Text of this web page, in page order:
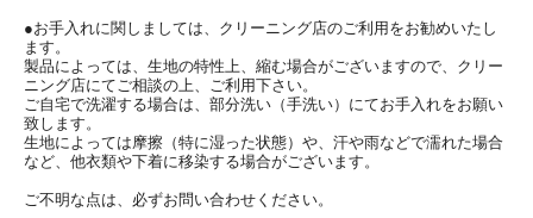
●お手入れに関しましては、クリーニング店のご利用をお勧めいたし
ます。
製品によっては、生地の特性上、縮む場合がございますので、クリー
ニング店にてご相談の上、ご利用下さい。
ご自宅で洗濯する場合は、部分洗い（手洗い）にてお手入れをお願い
致します。
生地によっては摩擦（特に湿った状態）や、汗や雨などで濡れた場合
など、他衣類や下着に移染する場合がございます。
ご不明な点は、必ずお問い合わせください。